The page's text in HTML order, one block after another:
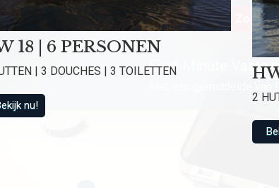
Zoek
First Minute Vaste
Met een gemiddelde van
18 | 6 PERSONEN
| 3 DOUCHES | 3 TOILETTEN
nu!
2